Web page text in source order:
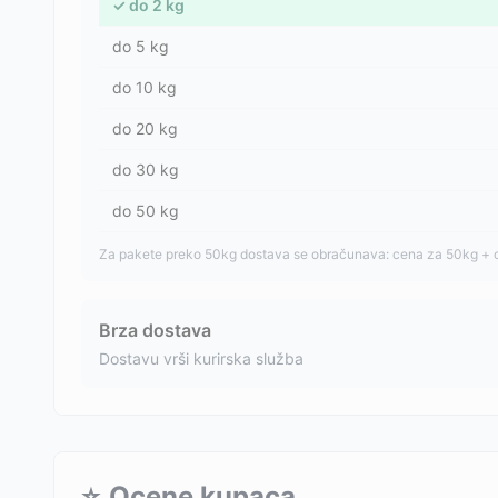
✓ do 2 kg
do 5 kg
do 10 kg
do 20 kg
do 30 kg
do 50 kg
Za pakete preko 50kg dostava se obračunava: cena za 50kg +
Brza dostava
Dostavu vrši kurirska služba